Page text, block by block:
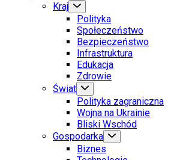
Kraj
Polityka
Społeczeństwo
Bezpieczeństwo
Infrastruktura
Edukacja
Zdrowie
Świat
Polityka zagraniczna
Wojna na Ukrainie
Bliski Wschód
Gospodarka
Biznes